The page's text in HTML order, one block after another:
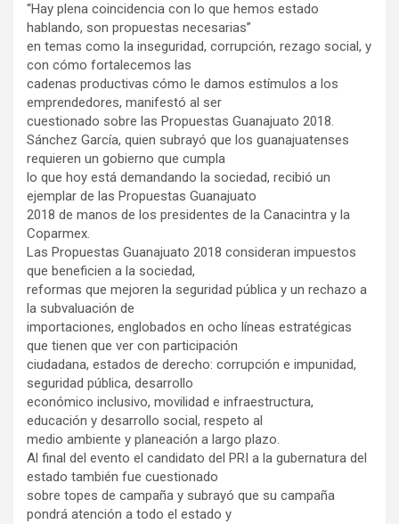
“Hay plena coincidencia con lo que hemos estado
hablando, son propuestas necesarias”
en temas como la inseguridad, corrupción, rezago social, y
con cómo fortalecemos las
cadenas productivas cómo le damos estímulos a los
emprendedores, manifestó al ser
cuestionado sobre las Propuestas Guanajuato 2018.
Sánchez García, quien subrayó que los guanajuatenses
requieren un gobierno que cumpla
lo que hoy está demandando la sociedad, recibió un
ejemplar de las Propuestas Guanajuato
2018 de manos de los presidentes de la Canacintra y la
Coparmex.
Las Propuestas Guanajuato 2018 consideran impuestos
que beneficien a la sociedad,
reformas que mejoren la seguridad pública y un rechazo a
la subvaluación de
importaciones, englobados en ocho líneas estratégicas
que tienen que ver con participación
ciudadana, estados de derecho: corrupción e impunidad,
seguridad pública, desarrollo
económico inclusivo, movilidad e infraestructura,
educación y desarrollo social, respeto al
medio ambiente y planeación a largo plazo.
Al final del evento el candidato del PRI a la gubernatura del
estado también fue cuestionado
sobre topes de campaña y subrayó que su campaña
pondrá atención a todo el estado y